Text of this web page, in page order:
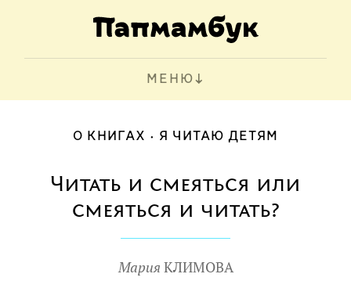
МЕНЮ
О КНИГАХ Я ЧИТАЮ ДЕТЯМ
Читать и смеяться или
смеяться и читать?
Мария КЛИМОВА